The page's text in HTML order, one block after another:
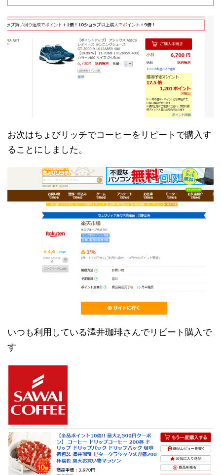
お次はちょびリッチでコーヒーをリピートで購入す
ることにしました。
いつも利用している澤井珈琲さんでリピート購入で
す